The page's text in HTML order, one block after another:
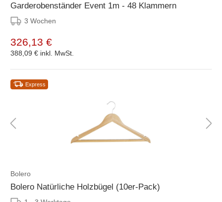
Garderobenständer Event 1m - 48 Klammern
3 Wochen
326,13 €
388,09 € inkl. MwSt.
Express
Bolero
Bolero Natürliche Holzbügel (10er-Pack)